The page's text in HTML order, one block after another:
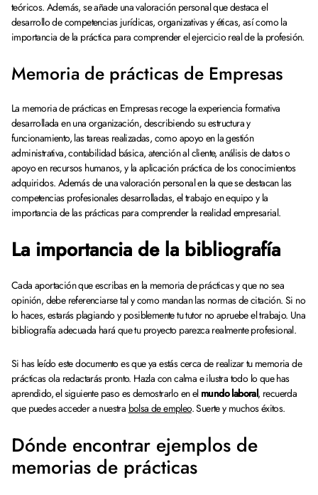
teóricos. Además, se añade una valoración personal que destaca el
desarrollo de competencias jurídicas, organizativas y éticas, así como la
importancia de la práctica para comprender el ejercicio real de la profesión.
Memoria de prácticas de Empresas
La memoria de prácticas en Empresas recoge la experiencia formativa
desarrollada en una organización, describiendo su estructura y
funcionamiento, las tareas realizadas, como apoyo en la gestión
administrativa, contabilidad básica, atención al cliente, análisis de datos o
apoyo en recursos humanos, y la aplicación práctica de los conocimientos
adquiridos. Además de una valoración personal en la que se destacan las
competencias profesionales desarrolladas, el trabajo en equipo y la
importancia de las prácticas para comprender la realidad empresarial.
La importancia de la bibliografía
Cada aportación que escribas en la memoria de prácticas y que no sea
opinión, debe referenciarse tal y como mandan las normas de citación. Si no
lo haces, estarás plagiando y posiblemente tu tutor no apruebe el trabajo. Una
bibliografía adecuada hará que tu proyecto parezca realmente profesional.
Si has leído este documento es que ya estás cerca de realizar tu memoria de
prácticas ola redactarás pronto. Hazla con calma e ilustra todo lo que has
aprendido, el siguiente paso es demostrarlo en el mundo laboral, recuerda
que puedes acceder a nuestra bolsa de empleo. Suerte y muchos éxitos.
Dónde encontrar ejemplos de
memorias de prácticas